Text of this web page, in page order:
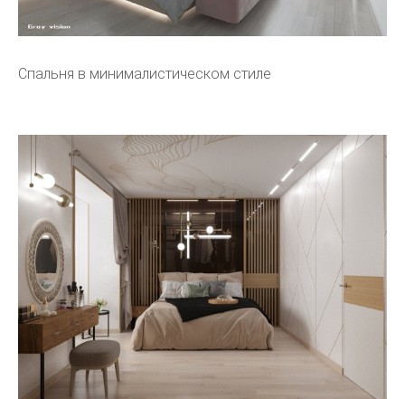
Спальня в минималистическом стиле